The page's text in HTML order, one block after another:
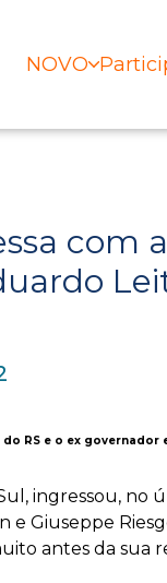
NOVO
com
RS e o ex
ingressou, no
e Giuseppe
antes da sua